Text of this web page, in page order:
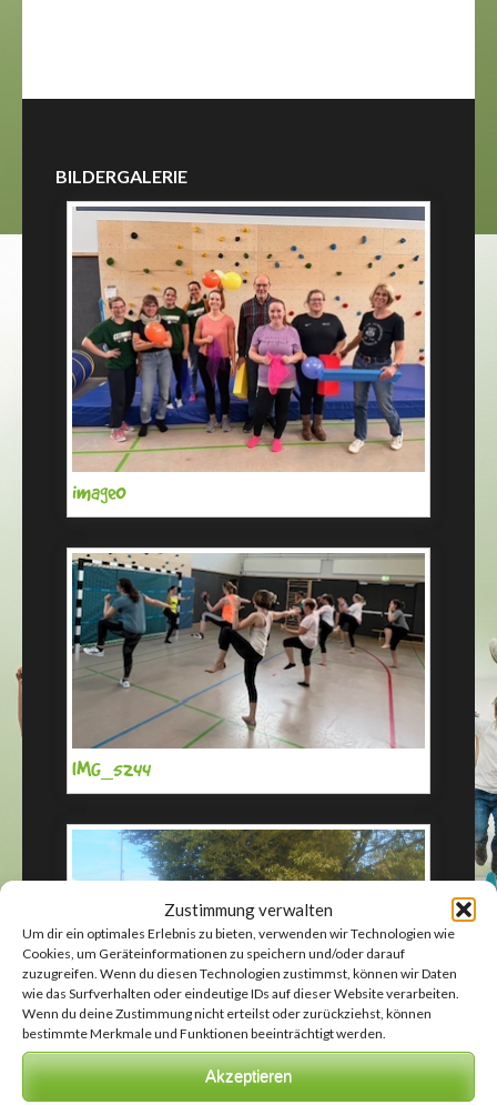
Zustimmung verwalten
Um dir ein optimales Erlebnis zu bieten, verwenden wir Technologien wie
Cookies, um Geräteinformationen zu speichern und/oder darauf
zuzugreifen. Wenn du diesen Technologien zustimmst, können wir Daten
wie das Surfverhalten oder eindeutige IDs auf dieser Website verarbeiten.
Wenn du deine Zustimmung nicht erteilst oder zurückziehst, können
bestimmte Merkmale und Funktionen beeinträchtigt werden.
Akzeptieren
BILDERGALERIE
image0
IMG_5244